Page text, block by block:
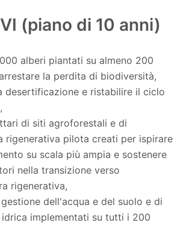
(piano di 10 anni)
alberi piantati su almeno 200
la perdita di biodiversità,
desertificazione e ristabilire il ciclo
di siti agroforestali e di
rigenerativa pilota creati per ispirare
su scala più ampia e sostenere
nella transizione verso
rigenerativa,
dell'acqua e del suolo e di
implementati su tutti i 200